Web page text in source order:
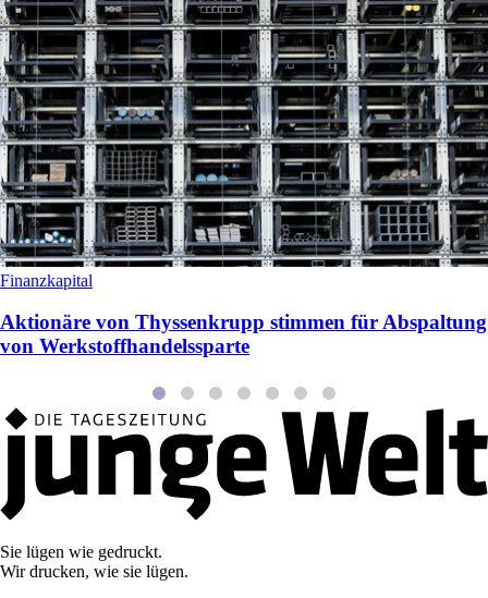
Finanzkapital
Aktionäre von Thyssenkrupp stimmen für Abspaltung
von Werkstoffhandelssparte
Sie lügen wie gedruckt.
Wir drucken, wie sie lügen.